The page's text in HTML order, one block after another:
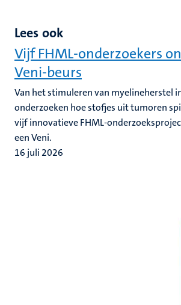
Lees ook
Vijf FHML-onderzoekers
Veni-beurs
Van het stimuleren van myelineherstel
onderzoeken hoe stofjes uit tumoren
vijf innovatieve FHML-
een Veni.
16 juli 2026